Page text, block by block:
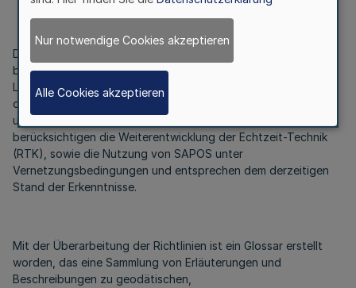
Der Entwurf der Richtlinie ist von einer Arbeitsgruppe,
bestehend aus Vertretern der Bezirksregierungen, des
Landesvermessungsamtes, des Städte- und Landkreistages,
des Bundes der Öffentlich bestellten Vermessungsingenieure
und des Innenministeriums, erarbeitet worden. Die Richtlinien
berücksichtigen die Weiterentwicklung der Echtzeit-Technik
(RTK), sowie die Nutzung von SAPOS unter
Vernetzungsbedingungen und entsprechen dem derzeitigen
Stand der Erkenntnisse.
Mit der Überarbeitung der Richtlinien ist ein Glossar erstellt
worden, das eine Sammlung von Erläuterungen und
Beschreibungen zu geodätischen,
Nur notwendige Cookies akzeptieren
Alle Cookies akzeptieren